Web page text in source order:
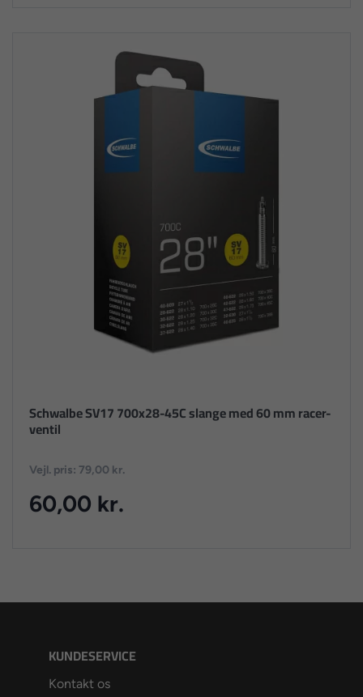
Schwalbe SV17 700x28-45C slange med 60 mm racer-
ventil
Vejl. pris: 79,00 kr.
60,00 kr.
KUNDESERVICE
Kontakt os